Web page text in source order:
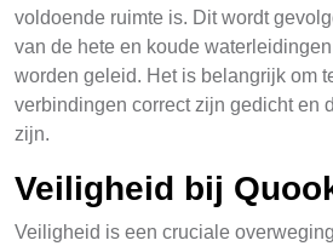
voldoende ruimte is. Dit wordt
van de hete en koude
worden geleid. Het is belangrijk om
verbindingen correct zijn gedicht en
zijn.
Veiligheid bij
Veiligheid is een cruciale